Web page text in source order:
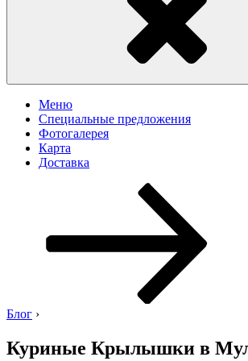
Меню
Специальные предложения
Фотогалерея
Карта
Доставка
Блог ›
Куриные Крылышки в